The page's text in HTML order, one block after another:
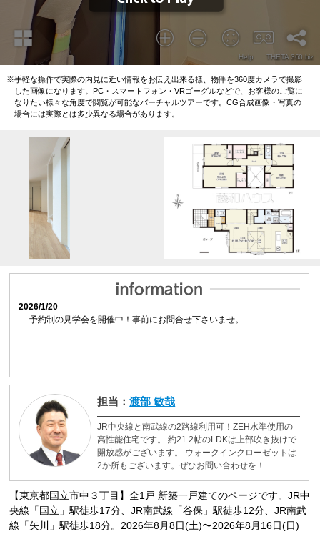
※手軽な操作で実際の内見に近い情報をお伝え出来る様、物件を360度カメラで撮影
した画像になります。
PC・スマートフォン・VRゴーグルなどで、お客様のご覧に
なりたい様々な角度で閲覧が可能なバーチャルツアーです。 CG合成画像・写真の
場合には実際とは多少異なる場合があります。
2026/1/20
予約制の見学会を開催中！事前にお問合せ下さいませ。
担当：渡部 敏哉
JR中央線と南武線の2路線利用可！ZEH水準使用の
高性能住宅です。 約21.2帖のLDKは上部吹き抜けで
開放感がございます。 ウォークインクローゼットは
2か所もございます。ぜひお問い合わせを！
【東京都国立市中３丁目】全1戸 新築一戸建てのページです。JR中
央線「国立」駅徒歩17分、JR南武線「谷保」駅徒歩12分、JR南武
線「矢川」駅徒歩18分。2026年8月8日(土)〜2026年8月16日(日)